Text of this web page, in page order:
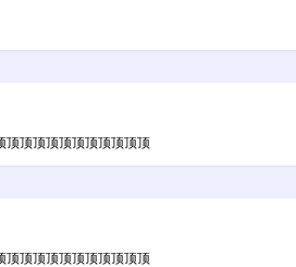
顶顶顶顶顶顶顶顶顶顶顶
顶顶顶顶顶顶顶顶顶顶顶